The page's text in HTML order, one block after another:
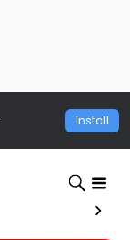
Install